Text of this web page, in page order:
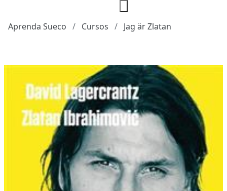
Aprenda Sueco Cursos Jag är Zlatan